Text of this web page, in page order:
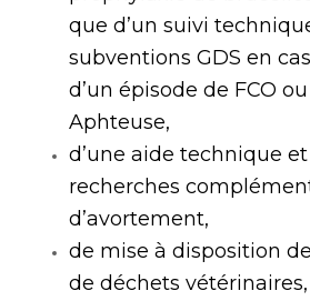
que d’un suivi
subventions GDS en
d’un épisode de FCO
Aphteuse,
d’une aide technique
recherches
d’avortement,
de mise à disposition
de déchets